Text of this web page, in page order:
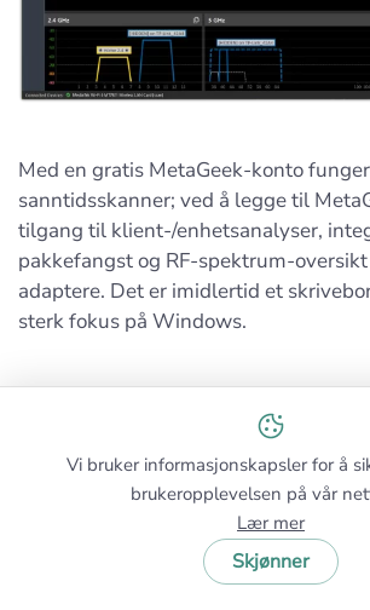
Med en gratis MetaGeek-konto
sanntidsskanner; ved å legge til
tilgang til klient-/enhetsanalyser,
pakkefangst og RF-spektrum-
adaptere. Det er imidlertid et
sterk fokus på Windows.
Vi bruker informasjonskapsler for å
brukeropplevelsen på vår
Lær mer
Skjønner